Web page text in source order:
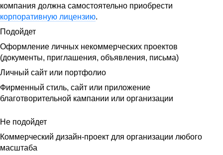
компания должна самостоятельно приобрести
корпоративную лицензию.
Подойдет
Оформление личных некоммерческих проектов
(документы, приглашения, объявления, письма)
Личный сайт или портфолио
Фирменный стиль, сайт или приложение
благотворительной кампании или организации
Не подойдет
Коммерческий дизайн-проект для организации любого
масштаба